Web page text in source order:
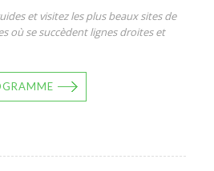
et visitez les plus beaux sites de
où se succèdent lignes droites et